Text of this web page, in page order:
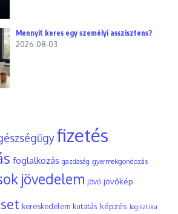
Mennyit keres egy személyi asszisztens?
2026-08-03
fizetés
foglalkozás gazdaság gyermekgondozás
jövedelem jövő jövőkép
kereskedelem kutatás képzés logisztika